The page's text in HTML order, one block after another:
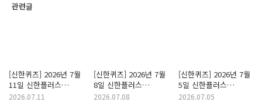
관련글
[신한퀴즈] 2026년 7월
11일 신한플러스
With(위드) 퀴즈/
2026.07.11
[신한퀴즈] 2026년 7월
8일 신한플러스
With(위드) 퀴즈/
2026.07.08
[신한퀴즈] 2026년 7월
5일 신한플러스
With(위드) 퀴즈/
2026.07.05